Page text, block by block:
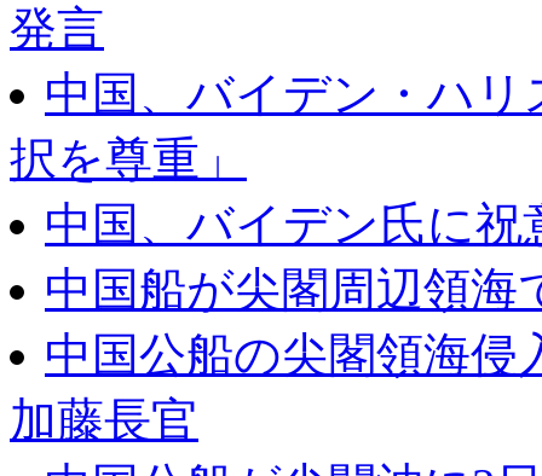
発言
中国、バイデン・ハ
択を尊重」
中国、バイデン氏に
中国船が尖閣周辺領海
中国公船の尖閣領海
加藤長官